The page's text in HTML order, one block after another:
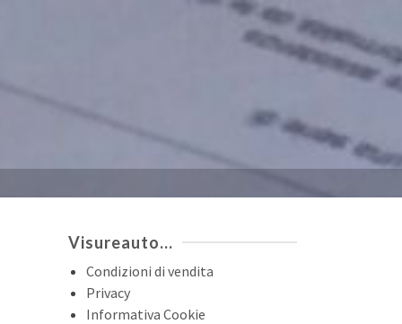
Visureauto…
Condizioni di vendita
Privacy
Informativa Cookie